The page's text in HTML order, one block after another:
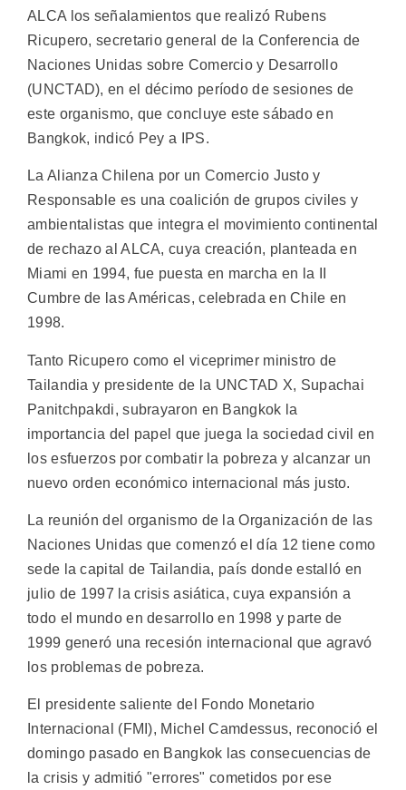
ALCA los señalamientos que realizó Rubens
Ricupero, secretario general de la Conferencia de
Naciones Unidas sobre Comercio y Desarrollo
(UNCTAD), en el décimo período de sesiones de
este organismo, que concluye este sábado en
Bangkok, indicó Pey a IPS.
La Alianza Chilena por un Comercio Justo y
Responsable es una coalición de grupos civiles y
ambientalistas que integra el movimiento continental
de rechazo al ALCA, cuya creación, planteada en
Miami en 1994, fue puesta en marcha en la II
Cumbre de las Américas, celebrada en Chile en
1998.
Tanto Ricupero como el viceprimer ministro de
Tailandia y presidente de la UNCTAD X, Supachai
Panitchpakdi, subrayaron en Bangkok la
importancia del papel que juega la sociedad civil en
los esfuerzos por combatir la pobreza y alcanzar un
nuevo orden económico internacional más justo.
La reunión del organismo de la Organización de las
Naciones Unidas que comenzó el día 12 tiene como
sede la capital de Tailandia, país donde estalló en
julio de 1997 la crisis asiática, cuya expansión a
todo el mundo en desarrollo en 1998 y parte de
1999 generó una recesión internacional que agravó
los problemas de pobreza.
El presidente saliente del Fondo Monetario
Internacional (FMI), Michel Camdessus, reconoció el
domingo pasado en Bangkok las consecuencias de
la crisis y admitió "errores" cometidos por ese